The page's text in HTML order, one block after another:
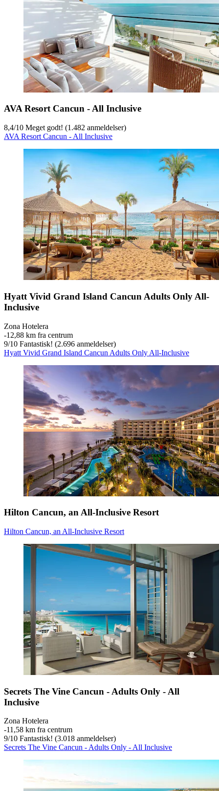
AVA Resort Cancun - All Inclusive
8,4/10 Meget godt! (1.482 anmeldelser)
AVA Resort Cancun - All Inclusive
Hyatt Vivid Grand Island Cancun Adults Only All-
Inclusive
Zona Hotelera
‐12,88 km fra centrum
9/10 Fantastisk! (2.696 anmeldelser)
Hyatt Vivid Grand Island Cancun Adults Only All-Inclusive
Hilton Cancun, an All-Inclusive Resort
Hilton Cancun, an All-Inclusive Resort
Secrets The Vine Cancun - Adults Only - All
Inclusive
Zona Hotelera
‐11,58 km fra centrum
9/10 Fantastisk! (3.018 anmeldelser)
Secrets The Vine Cancun - Adults Only - All Inclusive